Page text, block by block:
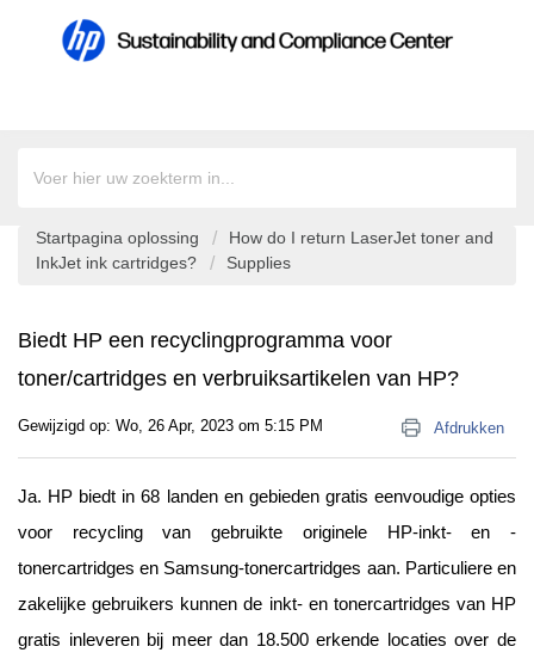
Startpagina oplossing
How do I return LaserJet toner and
InkJet ink cartridges?
Supplies
Biedt HP een recyclingprogramma voor
toner/cartridges en verbruiksartikelen van HP?
Afdrukken
Gewijzigd op: Wo, 26 Apr, 2023 om 5:15 PM
Ja. HP biedt in 68 landen en gebieden gratis eenvoudige opties
voor recycling van gebruikte originele HP-inkt- en -
tonercartridges en Samsung-tonercartridges aan. Particuliere en
zakelijke gebruikers kunnen de inkt- en tonercartridges van HP
gratis inleveren bij meer dan 18.500 erkende locaties over de